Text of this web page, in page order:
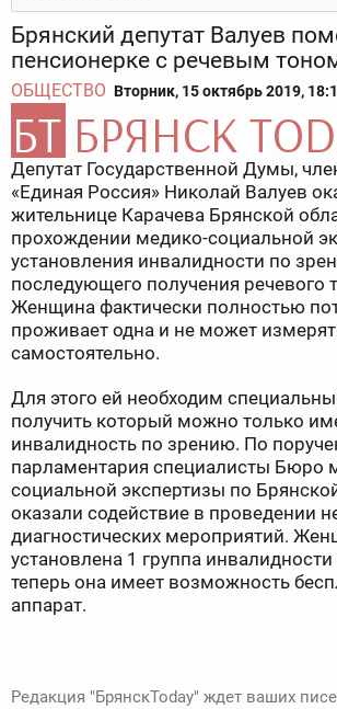
Брянский депутат Валуев
пенсионерке с речевым
ОБЩЕСТВО Вторник, 15 октябрь 2019,
Депутат Государственной Думы,
«Единая Россия» Николай Валуев
жительнице Карачева Брянской
прохождении медико-социальной
установления инвалидности по
последующего получения речевого
Женщина фактически полностью
проживает одна и не может
самостоятельно.
Для этого ей необходим
получить который можно только
инвалидность по зрению. По
парламентария специалисты Бюро
социальной экспертизы по
оказали содействие в проведении
диагностических мероприятий.
установлена 1 группа
теперь она имеет возможность
аппарат.
Редакция "БрянскToday" ждет ваших